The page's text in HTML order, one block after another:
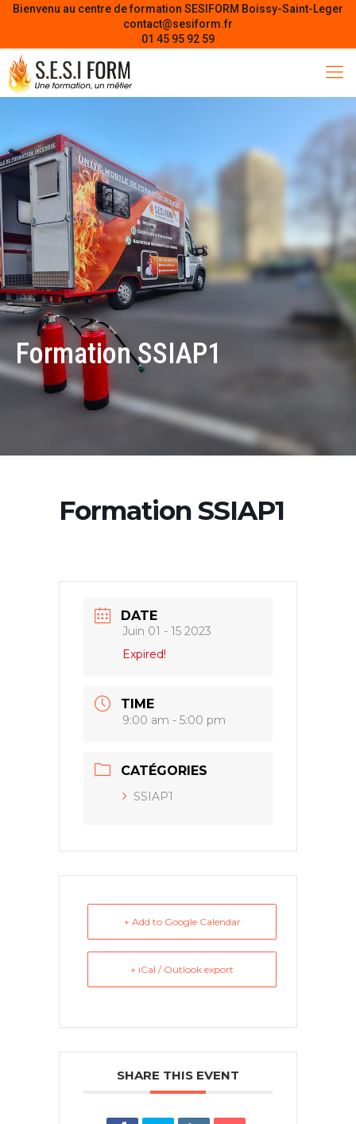
Bienvenu au centre de formation SESIFORM Boissy-Saint-Leger
contact@sesiform.fr
01 45 95 92 59
Formation SSIAP1
Formation SSIAP1
DATE
Juin 01 - 15 2023
Expired!
TIME
9:00 am - 5:00 pm
CATÉGORIES
SSIAP1
+ Add to Google Calendar
+ iCal / Outlook export
SHARE THIS EVENT